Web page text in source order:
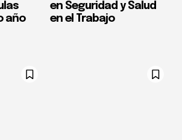
año
en Seguridad y Salud
en el Trabajo